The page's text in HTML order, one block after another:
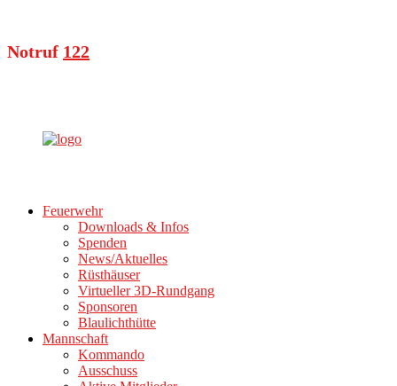
Notruf 122
Feuerwehr
Downloads & Infos
Spenden
News/Aktuelles
Rüsthäuser
Virtueller 3D-Rundgang
Sponsoren
Blaulichthütte
Mannschaft
Kommando
Ausschuss